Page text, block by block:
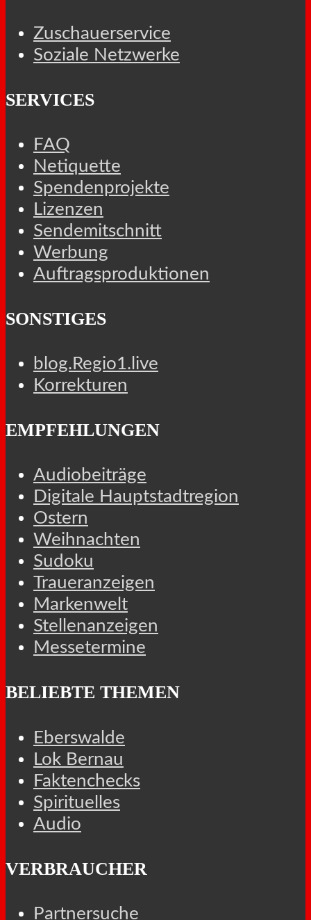
Zuschauerservice
Soziale Netzwerke
SERVICES
FAQ
Netiquette
Spendenprojekte
Lizenzen
Sendemitschnitt
Werbung
Auftragsproduktionen
SONSTIGES
blog.Regio1.live
Korrekturen
EMPFEHLUNGEN
Audiobeiträge
Digitale Hauptstadtregion
Ostern
Weihnachten
Sudoku
Traueranzeigen
Markenwelt
Stellenanzeigen
Messetermine
BELIEBTE THEMEN
Eberswalde
Lok Bernau
Faktenchecks
Spirituelles
Audio
VERBRAUCHER
Partnersuche